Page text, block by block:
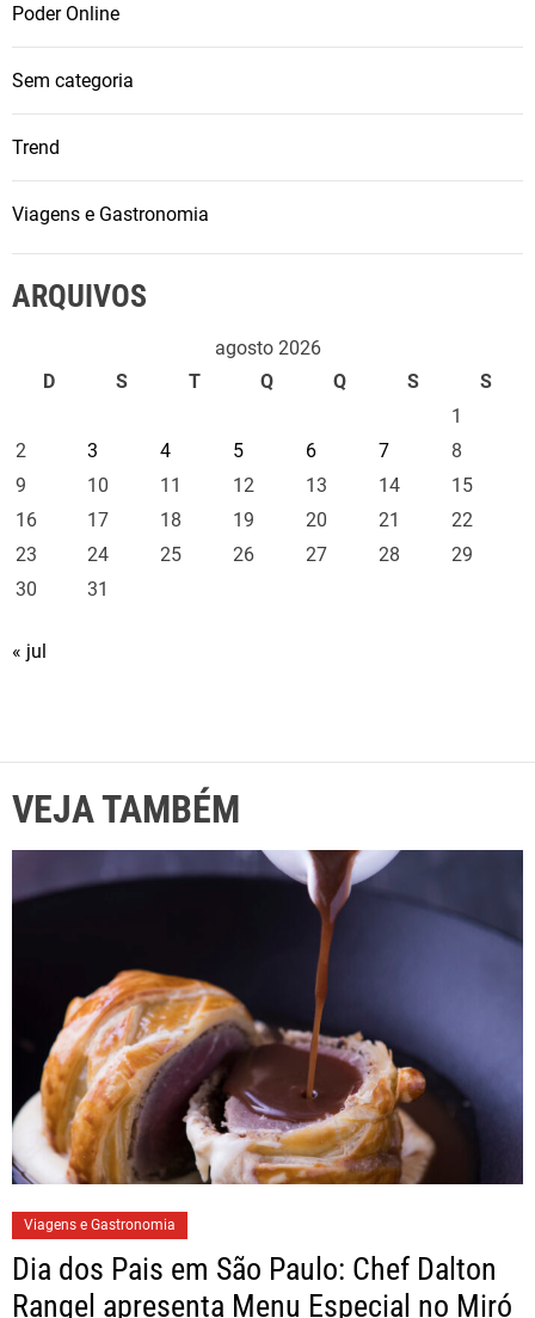
Poder Online
Sem categoria
Trend
Viagens e Gastronomia
ARQUIVOS
agosto 2026
D
S T Q Q S
S
1
2
3 4 5 6 7
8
9
10 11 12 13 14
15
16
17 18 19 20 21
22
23
24 25 26 27 28
29
30
31
« jul
VEJA TAMBÉM
Viagens e Gastronomia
Dia dos Pais em São Paulo: Chef Dalton
Rangel apresenta Menu Especial no Miró